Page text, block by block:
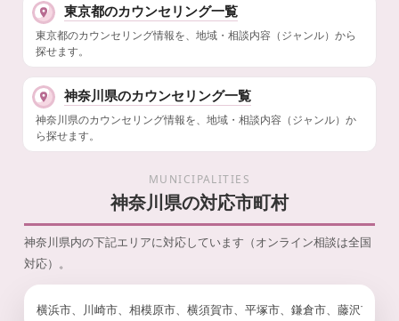
東京都のカウンセリング一覧
東京都のカウンセリング情報を、地域・相談内容（ジャンル）から
探せます。
神奈川県のカウンセリング一覧
神奈川県のカウンセリング情報を、地域・相談内容（ジャンル）か
ら探せます。
MUNICIPALITIES
神奈川県の対応市町村
神奈川県内の下記エリアに対応しています（オンライン相談は全国
対応）。
横浜市、川崎市、相模原市、横須賀市、平塚市、鎌倉市、藤沢市、